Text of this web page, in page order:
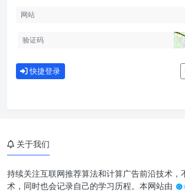
快捷登录
关于我们
持续关注互联网推荐算法和计算广告前沿技术，
术，同时也会记录自己的学习历程。本网站由